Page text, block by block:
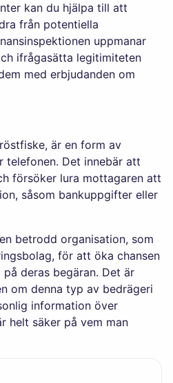
kan du hjälpa till att
från potentiella
uppmanar
ifrågasätta legitimiteten
med erbjudanden om
är en form av
telefonen. Det innebär att
försöker lura mottagaren att
såsom bankuppgifter eller
betrodd organisation, som
för att öka chansen
deras begäran. Det är
om denna typ av bedrägeri
information över
helt säker på vem man